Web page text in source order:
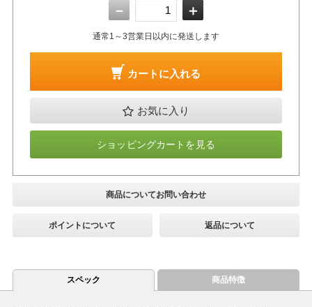
－ ＋
通常1～3営業日以内に発送します
カートに入れる
お気に入り
ショッピングカートを見る
商品についてお問い合わせ
ポイントについて 返品について
スペック 商品特徴